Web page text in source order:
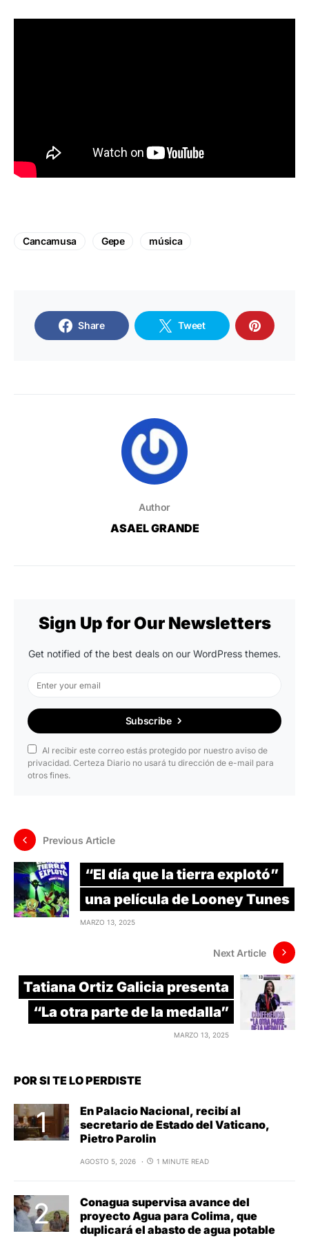
Cancamusa Gepe música
Share Tweet
Author
ASAEL GRANDE
Sign Up for Our Newsletters
Get notified of the best deals on our WordPress themes.
Subscribe
Al recibir este correo estás protegido por nuestro aviso de
privacidad. Certeza Diario no usará tu dirección de e-mail para
otros fines.
Previous Article
“El día que la tierra explotó”
una película de Looney Tunes
MARZO 13, 2025
Next Article
Tatiana Ortiz Galicia presenta
“La otra parte de la medalla”
MARZO 13, 2025
POR SI TE LO PERDISTE
En Palacio Nacional, recibí al
secretario de Estado del Vaticano,
Pietro Parolin
AGOSTO 5, 2026 1 MINUTE READ
Conagua supervisa avance del
proyecto Agua para Colima, que
duplicará el abasto de agua potable